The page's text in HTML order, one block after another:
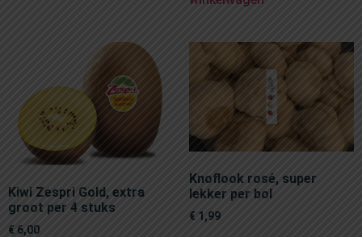
Kiwi Zespri Gold, extra
groot per 4 stuks
€ 6,00
Knoflook rosé, super
lekker per bol
€ 1,99